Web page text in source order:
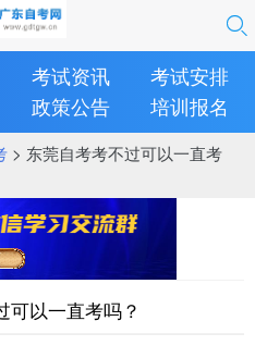
考试资讯
考试安排
政策公告 培训报名
> 东莞自考考不过可以一直考
可以一直考吗？